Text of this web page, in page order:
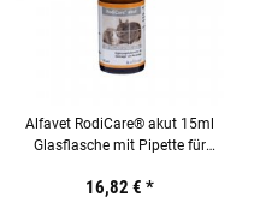
Alfavet RodiCare® akut 15ml
Glasflasche mit Pipette für
16,82 € *